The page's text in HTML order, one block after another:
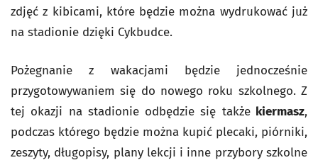
zdjęć z kibicami, które będzie można wydrukować już
na stadionie dzięki Cykbudce.
Pożegnanie z wakacjami będzie jednocześnie
przygotowywaniem się do nowego roku szkolnego. Z
tej okazji na stadionie odbędzie się takżekiermasz,
podczas którego będzie można kupić plecaki, piórniki,
zeszyty, długopisy, plany lekcji i inne przybory szkolne